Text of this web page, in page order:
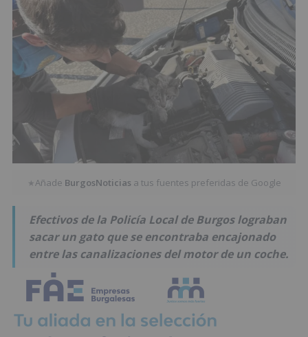
★Añade BurgosNoticias a tus fuentes preferidas de Google
Efectivos de la Policía Local de Burgos lograban
sacar un gato que se encontraba encajonado
entre las canalizaciones del motor de un coche.